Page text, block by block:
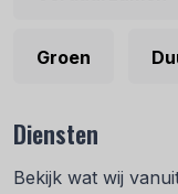
Groen
Diensten
Bekijk wat wij